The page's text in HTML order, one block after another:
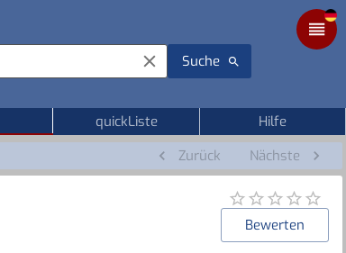
Suche
quickListe
Hilfe
Zurück Nächste
Bewerten